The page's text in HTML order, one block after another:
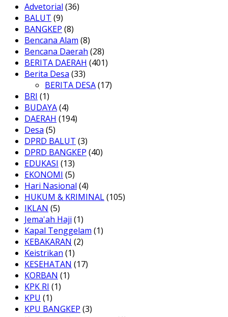
Advetorial (36)
BALUT (9)
BANGKEP (8)
Bencana Alam (8)
Bencana Daerah (28)
BERITA DAERAH (401)
Berita Desa (33)
BERITA DESA(17)
BRI (1)
BUDAYA(4)
DAERAH (194)
Desa (5)
DPRD BALUT (3)
DPRD BANGKEP (40)
EDUKASI (13)
EKONOMI (5)
Hari Nasional (4)
HUKUM & KRIMINAL(105)
IKLAN (5)
Jema'ah Haji (1)
Kapal Tenggelam (1)
KEBAKARAN (2)
Keistrikan (1)
KESEHATAN (17)
KORBAN (1)
KPK RI (1)
KPU (1)
KPU BANGKEP (3)